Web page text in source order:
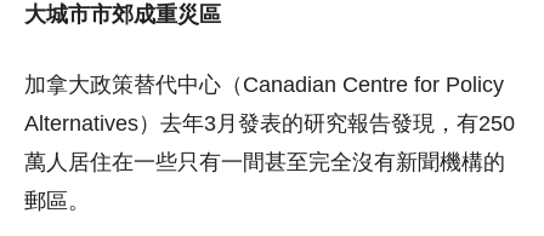
大城市市郊成重災區
加拿大政策替代中心（Canadian Centre for Policy
Alternatives）去年3月發表的研究報告發現，有250
萬人居住在一些只有一間甚至完全沒有新聞機構的
郵區。